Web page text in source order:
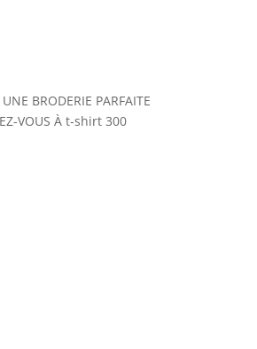
BRODERIE PARFAITE
VOUS À t-shirt 300